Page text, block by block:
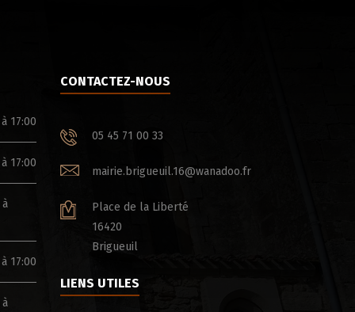
17:00
17:00
17:00
CONTACTEZ-NOUS
05 45 71 00 33
mairie.brigueuil.16@wanadoo.fr
Place de la Liberté
16420
Brigueuil
LIENS UTILES